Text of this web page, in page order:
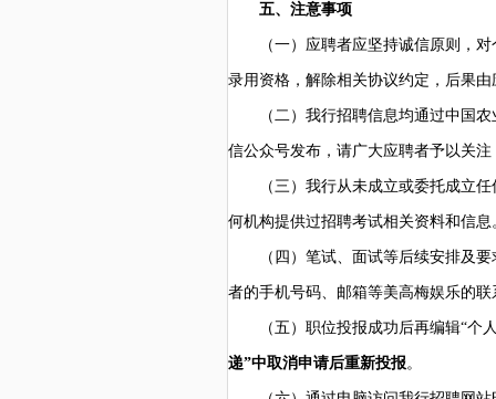
五、注意事项
（一）应聘者应坚持诚信原则，
录用资格，解除相关协议约定，后果
（二）我行招聘信息均通过中国
信公众号发布，请广大应聘者予以关
（三）我行从未成立或委托成立
何机构提供过招聘考试相关资料和信息
（四）笔试、面试等后续安排及
者的手机号码、邮箱等美高梅娱乐的
（五）职位投报成功后再编辑“个
递”中取消申请后重新投报。